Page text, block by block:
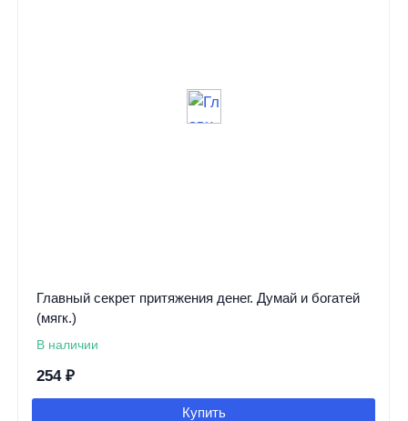
Главный секрет притяжения денег. Думай и богатей
(мягк.)
В наличии
254 ₽
Купить